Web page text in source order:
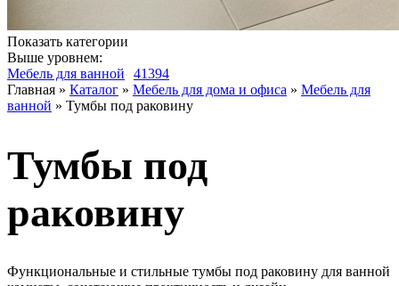
Показать категории
Выше уровнем:
Мебель для ванной
41394
Главная » Каталог » Мебель для дома и офиса » Мебель для
ванной » Тумбы под раковину
Тумбы под
раковину
Функциональные и стильные тумбы под раковину для ванной